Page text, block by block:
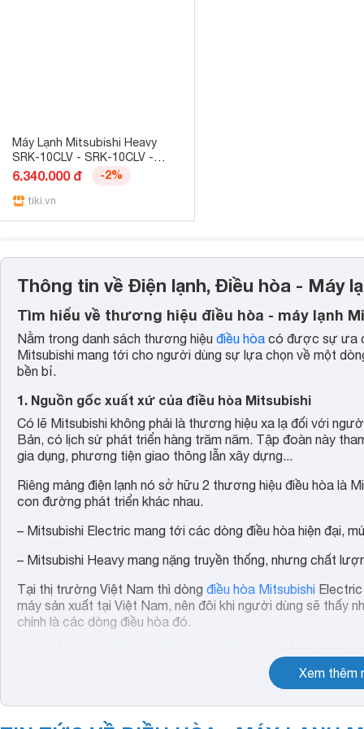
Máy Lạnh Mitsubishi Heavy
SRK-10CLV - SRK-10CLV -
Hàng chính hãng
6.340.000 đ -2%
tiki.vn
Thông tin về Điện lạnh, Điều hòa - Máy
Tìm hiểu về thương hiệu điều hòa - máy lạnh
Nằm trong danh sách thương hiệu điều hòa có được sự ưa
Mitsubishi mang tới cho người dùng sự lựa chọn về một
bền bỉ.
1. Nguồn gốc xuất xứ của điều hòa Mitsubishi
Có lẽ Mitsubishi không phải là thương hiệu xa lạ đối với
Bản, có lịch sử phát triển hàng trăm năm. Tập đoàn này
gia dụng, phương tiện giao thông lẫn xây dựng...
Riêng mảng điện lạnh nó sở hữu 2 thương hiệu điều hòa là
con đường phát triển khác nhau.
– Mitsubishi Electric mang tới các dòng điều hòa hiện đại,
– Mitsubishi Heavy mang nặng truyền thống, nhưng chất
Tại thị trường Việt Nam thì dòng điều hòa Mitsubishi
máy sản xuất tại Việt Nam, nên đôi khi người dùng sẽ thấy
chính là các dòng điều hòa đó.
nhiên nó có thể được sản xuất tại Việt Nam, Thái Lan,
Như đã nói bên trên, điều hòa Mitsubishi được tách ra làm
Xem thêm